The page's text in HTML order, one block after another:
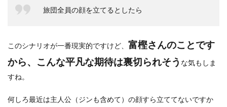
旅団全員の顔を立てるとしたら
このシナリオが一番現実的ですけど、 富樫さんのことです
から、こんな平凡な期待は裏切られそう な気もしま
すね。
何しろ最近は主人公（ジンも含めて）の顔すら立ててないですか